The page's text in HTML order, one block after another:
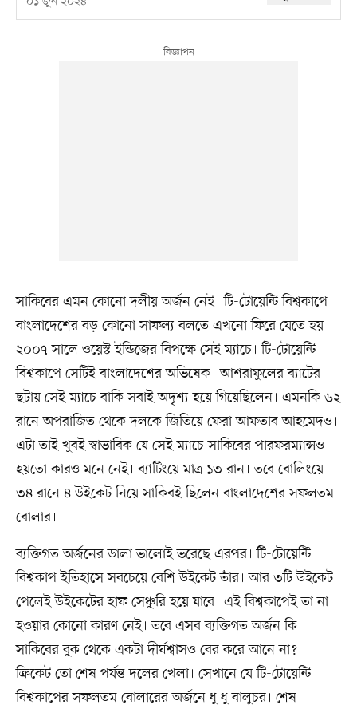
সাকিবের এমন কোনো দলীয় অর্জন নেই। টি-টোয়েন্টি বিশ্বকাপে
বাংলাদেশের বড় কোনো সাফল্য বলতে এখনো ফিরে যেতে হয়
২০০৭ সালে ওয়েস্ট ইন্ডিজের বিপক্ষে সেই ম্যাচে। টি-টোয়েন্টি
বিশ্বকাপে সেটিই বাংলাদেশের অভিষেক। আশরাফুলের ব্যাটের
ছটায় সেই ম্যাচে বাকি সবাই অদৃশ্য হয়ে গিয়েছিলেন। এমনকি ৬২
রানে অপরাজিত থেকে দলকে জিতিয়ে ফেরা আফতাব আহমেদও।
এটা তাই খুবই স্বাভাবিক যে সেই ম্যাচে সাকিবের পারফরম্যান্সও
হয়তো কারও মনে নেই। ব্যাটিংয়ে মাত্র ১৩ রান। তবে বোলিংয়ে
৩৪ রানে ৪ উইকেট নিয়ে সাকিবই ছিলেন বাংলাদেশের সফলতম
বোলার।
ব্যক্তিগত অর্জনের ডালা ভালোই ভরেছে এরপর। টি-টোয়েন্টি
বিশ্বকাপ ইতিহাসে সবচেয়ে বেশি উইকেট তাঁর। আর ৩টি উইকেট
পেলেই উইকেটের হাফ সেঞ্চুরি হয়ে যাবে। এই বিশ্বকাপেই তা না
হওয়ার কোনো কারণ নেই। তবে এসব ব্যক্তিগত অর্জন কি
সাকিবের বুক থেকে একটা দীর্ঘশ্বাসও বের করে আনে না?
ক্রিকেট তো শেষ পর্যন্ত দলের খেলা। সেখানে যে টি-টোয়েন্টি
বিশ্বকাপের সফলতম বোলারের অর্জনে ধু ধু বালুচর। শেষ